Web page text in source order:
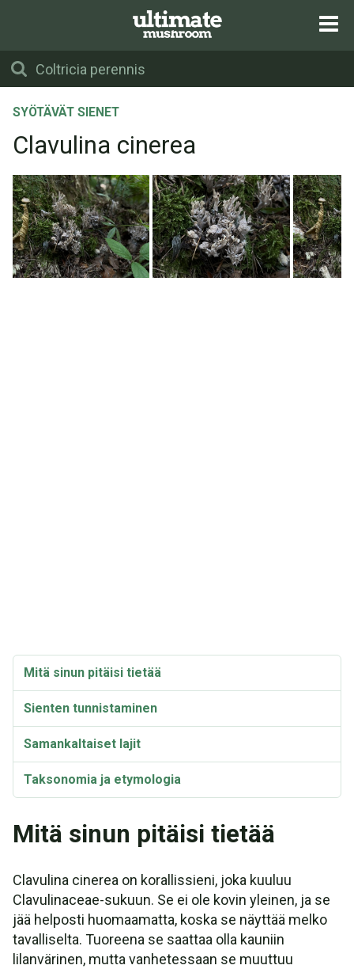
SYÖTÄVÄT SIENET
Clavulina cinerea
Mitä sinun pitäisi tietää
Sienten tunnistaminen
Samankaltaiset lajit
Taksonomia ja etymologia
Clavulina cinerea Video
Mitä sinun pitäisi tietää
Clavulina cinerea on korallissieni, joka kuuluu
Clavulinaceae-sukuun. Se ei ole kovin yleinen, ja se
jää helposti huomaamatta, koska se näyttää melko
tavalliselta. Tuoreena se saattaa olla kauniin
lilanvärinen, mutta vanhetessaan se muuttuu